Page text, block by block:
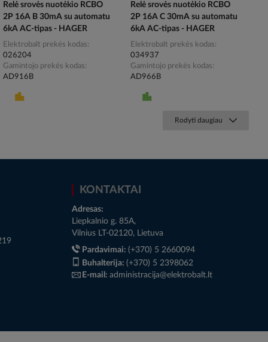
Relė srovės nuotėkio RCBO
2P 16A B 30mA su automatu
6kA AC-tipas - HAGER
Elektrobalt prekės kodas
026204
Gamintojo prekės kodas
AD916B
Relė srovės nuotėkio RCBO
2P 16A C 30mA su automatu
6kA AC-tipas - HAGER
Elektrobalt prekės kodas
034937
Gamintojo prekės kodas
AD966B
Rodyti daugiau
KONTAKTAI
Adresas:
Liepkalnio g. 85A,
Vilnius LT-02120, Lietuva
Pardavimai: (+370) 5 2660094
Buhalterija: (+370) 5 2398062
E-mail: administracija@elektrobalt.lt